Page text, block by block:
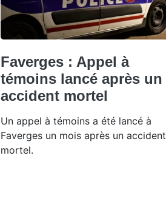
Faverges : Appel à
témoins lancé après un
accident mortel
Un appel à témoins a été lancé à
Faverges un mois après un accident
mortel.